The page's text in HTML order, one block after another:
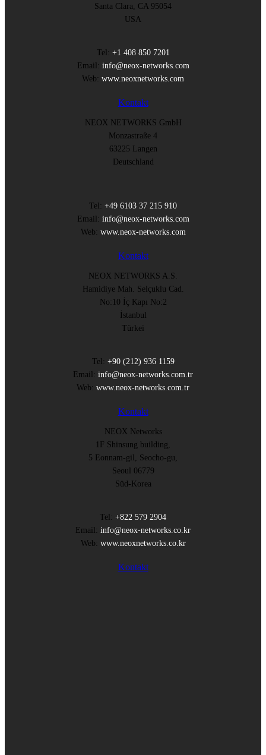
Santa Clara, CA 95054
USA
Tel: +1 408 850 7201
Email: info@neox-networks.com
Web: www.neoxnetworks.com
Kontakt
NEOX NETWORKS GmbH
Monzastraße 4
63225 Langen
Deutschland
Tel: +49 6103 37 215 910
Email: info@neox-networks.com
Web: www.neox-networks.com
Kontakt
NEOX NETWORKS A.S.
Hamidiye Mah. Selçuklu Cad.
No:10 İç Kapı No:2
İstanbul
Türkei
Tel: +90 (212) 936 1159
Email: info@neox-networks.com.tr
Web: www.neox-networks.com.tr
Kontakt
NEOX Networks
1F Shinsung building,
5 Eonnam-gil, Seocho-gu,
Seoul 06779
Süd-Korea
Tel: +822 579 2904
Email: info@neox-networks.co.kr
Web: www.neoxnetworks.co.kr
Kontakt